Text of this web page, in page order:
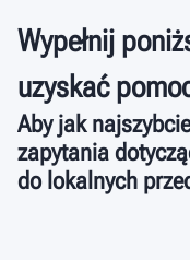
Wypełnij
uzyskać
Aby jak
zapytania
do lokalnych